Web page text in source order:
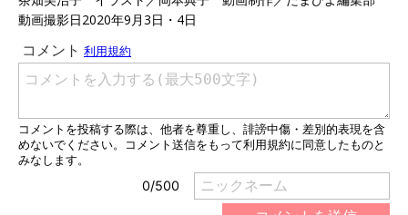
動画撮影日2020年9月3日・4日